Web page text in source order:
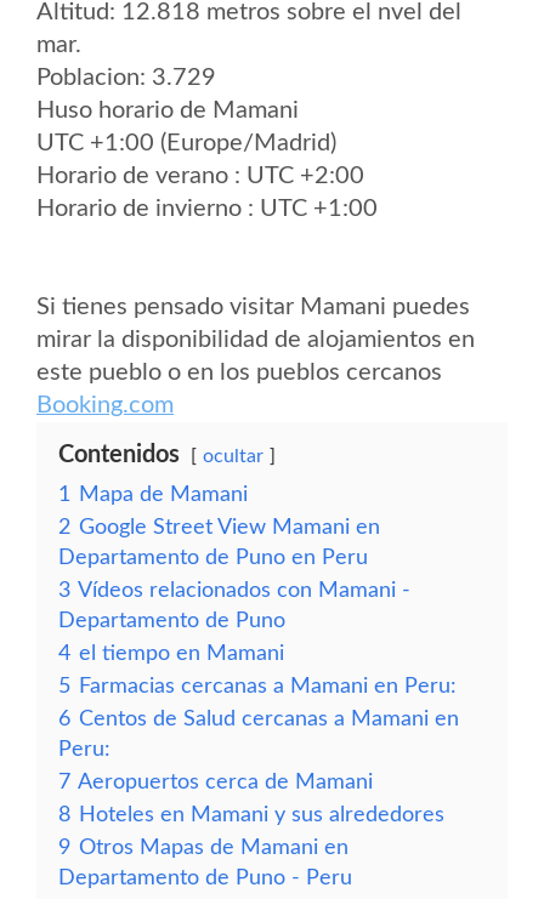
Altitud: 12.818 metros sobre el nvel del
mar.
Poblacion: 3.729
Huso horario de Mamani
UTC +1:00 (Europe/Madrid)
Horario de verano : UTC +2:00
Horario de invierno : UTC +1:00
Si tienes pensado visitar Mamani puedes
mirar la disponibilidad de alojamientos en
este pueblo o en los pueblos cercanos
Booking.com
Contenidos ocultar
1
Mapa de Mamani
2 Google Street View Mamani en
Departamento de Puno en Peru
3 Vídeos relacionados con Mamani -
Departamento de Puno
4 el tiempo en Mamani
5 Farmacias cercanas a Mamani en Peru:
6 Centos de Salud cercanas a Mamani en
Peru:
7 Aeropuertos cerca de Mamani
8 Hoteles en Mamani y sus alrededores
9 Otros Mapas de Mamani en
Departamento de Puno - Peru